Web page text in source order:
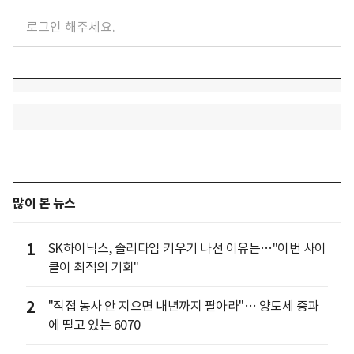
많이 본 뉴스
1
SK하이닉스, 솔리다임 키우기 나선 이유는…"이번 사이
클이 최적의 기회"
2
"직접 농사 안 지으면 내년까지 팔아라"… 양도세 중과
에 떨고 있는 6070